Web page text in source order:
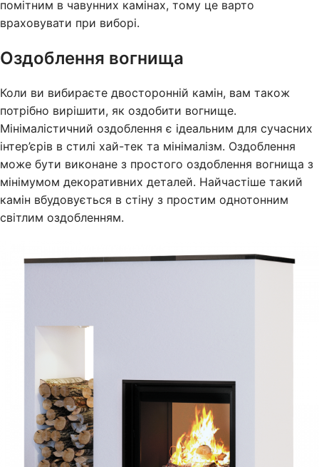
помітним в чавунних камінах, тому це варто
враховувати при виборі.
Оздоблення вогнища
Коли ви вибираєте двосторонній камін, вам також
потрібно вирішити, як оздобити вогнище.
Мінімалістичний оздоблення є ідеальним для сучасних
інтер’єрів в стилі хай-тек та мінімалізм. Оздоблення
може бути виконане з простого оздоблення вогнища з
мінімумом декоративних деталей. Найчастіше такий
камін вбудовується в стіну з простим однотонним
світлим оздобленням.